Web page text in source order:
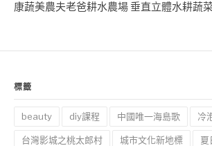
康蔬美農夫老爸耕水農場 垂直立體水耕蔬
標籤
beauty diy課程 中國唯一海島歌 冷
台灣影城之桃太郎村 城市文化新地標 夏